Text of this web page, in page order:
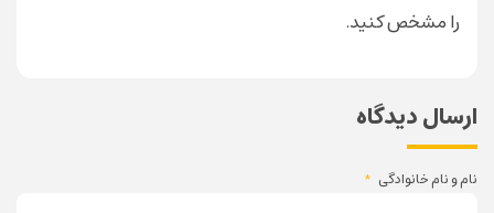
را مشخص کنید.
ارسال دیدگاه
نام و نام خانوادگی *